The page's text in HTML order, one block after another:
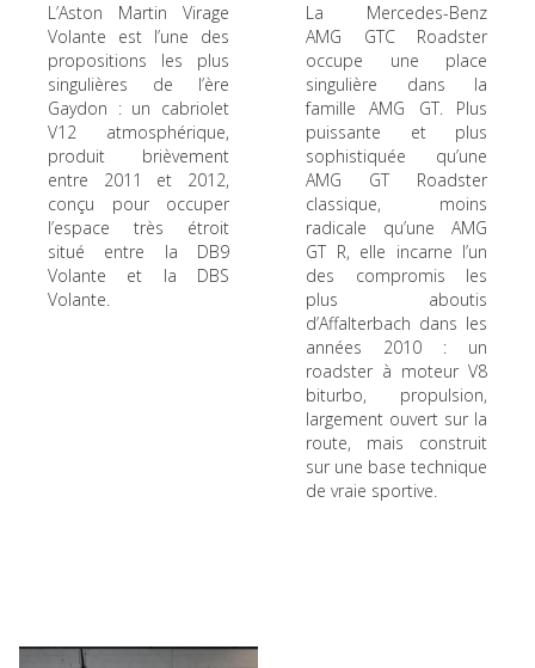
L’Aston Martin Virage
Volante est l’une des
propositions les plus
singulières de l’ère
Gaydon : un cabriolet
V12 atmosphérique,
produit brièvement
entre 2011 et 2012,
conçu pour occuper
l’espace très étroit
situé entre la DB9
Volante et la DBS
Volante.
La Mercedes-Benz
AMG GTC Roadster
occupe une place
singulière dans la
famille AMG GT. Plus
puissante et plus
sophistiquée qu’une
AMG GT Roadster
classique, moins
radicale qu’une AMG
GT R, elle incarne l’un
des compromis les
plus aboutis
d’Affalterbach dans les
années 2010 : un
roadster à moteur V8
biturbo, propulsion,
largement ouvert sur la
route, mais construit
sur une base technique
de vraie sportive.